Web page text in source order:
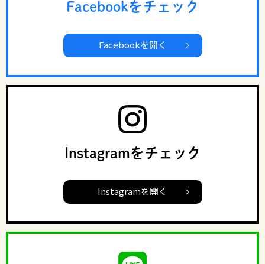
Facebookをチェック
Facebookを開く
Instagramをチェック
Instagramを開く